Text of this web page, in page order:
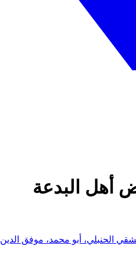
أهل البدعة
الحنبلي، أبو محمد، موفق الدين